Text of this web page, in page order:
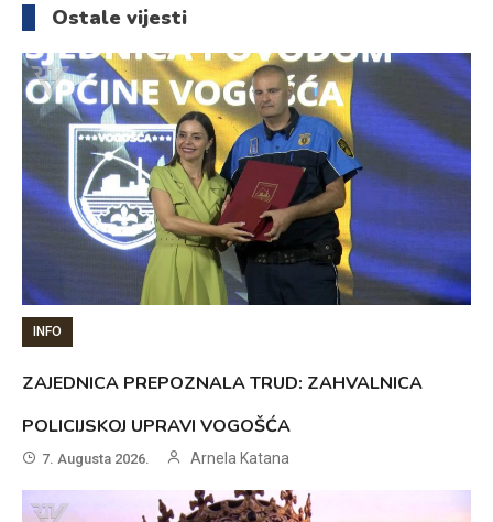
Ostale vijesti
INFO
ZAJEDNICA PREPOZNALA TRUD: ZAHVALNICA
POLICIJSKOJ UPRAVI VOGOŠĆA
7. Augusta 2026. Arnela Katana